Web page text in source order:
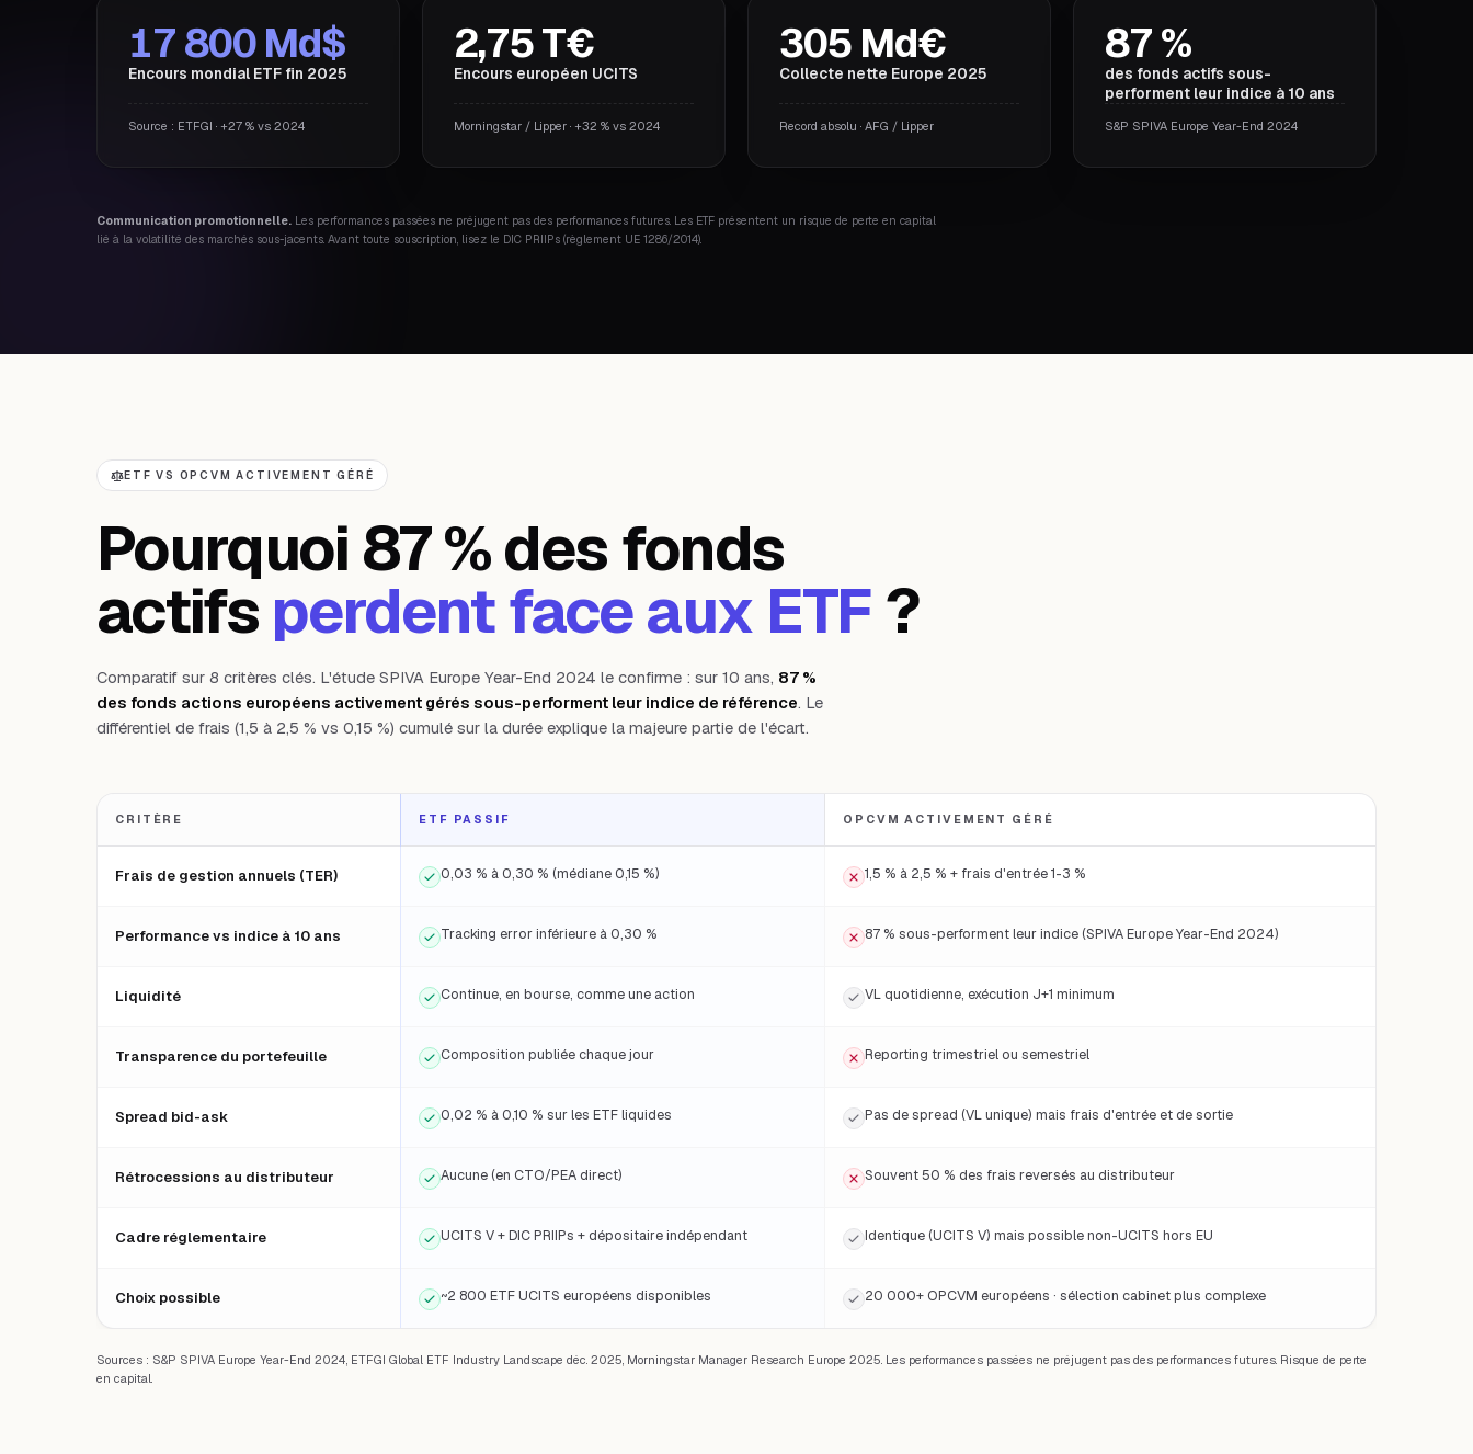
17 800 Md$
Encours mondial ETF fin 2025
Source : ETFGI · +27 % vs 2024
2,75 T€
Encours européen UCITS
Morningstar / Lipper · +32 % vs 2024
305 Md€
Collecte nette Europe 2025
Record absolu · AFG / Lipper
87 %
des fonds actifs sous-
performent leur indice à 10 ans
S&P SPIVA Europe Year-End 2024
Communication promotionnelle. Les performances passées ne préjugent pas des performances futures. Les ETF présentent un risque de perte en capital
lié à la volatilité des marchés sous-jacents. Avant toute souscription, lisez le DIC PRIIPs (règlement UE 1286/2014).
ETF VS OPCVM ACTIVEMENT GÉRÉ
Pourquoi 87 % des fonds
actifs perdent face aux ETF?
Comparatif sur 8 critères clés. L'étude SPIVA Europe Year-End 2024 le confirme : sur 10 ans, 87 %
des fonds actions européens activement gérés sous-performent leur indice de référence. Le
différentiel de frais (1,5 à 2,5 % vs 0,15 %) cumulé sur la durée explique la majeure partie de l'écart.
CRITÈRE ETF PASSIF OPCVM ACTIVEMENT GÉRÉ
Frais de gestion annuels (TER) 0,03 % à 0,30 % (médiane 0,15 %) 1,5 % à 2,5 % + frais d'entrée 1-3 %
Performance vs indice à 10 ans Tracking error inférieure à 0,30 % 87 % sous-performent leur indice (SPIVA Europe Year-End 2024)
Liquidité Continue, en bourse, comme une action VL quotidienne, exécution J+1 minimum
Transparence du portefeuille Composition publiée chaque jour Reporting trimestriel ou semestriel
Spread bid-ask 0,02 % à 0,10 % sur les ETF liquides Pas de spread (VL unique) mais frais d'entrée et de sortie
Rétrocessions au distributeur Aucune (en CTO/PEA direct) Souvent 50 % des frais reversés au distributeur
Cadre réglementaire UCITS V + DIC PRIIPs + dépositaire indépendant Identique (UCITS V) mais possible non-UCITS hors EU
Choix possible ~2 800 ETF UCITS européens disponibles 20 000+ OPCVM européens · sélection cabinet plus complexe
Sources : S&P SPIVA Europe Year-End 2024, ETFGI Global ETF Industry Landscape déc. 2025, Morningstar Manager Research Europe 2025. Les performances passées ne préjugent pas des performances futures. Risque de perte
en capital.